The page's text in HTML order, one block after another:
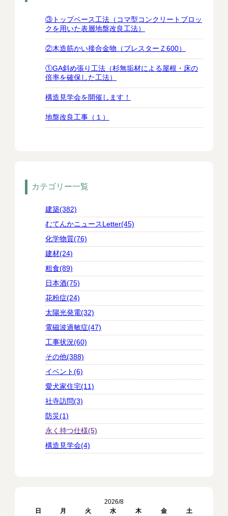
③トップベース工法（コマ型コンクリートブロッ
クを用いた表層地盤改良工法）
②木造筋かい接合金物（ブレスターＺ600）
①GA斜め張り工法（杉無垢材による屋根・床の
倍率を確保した工法）
構造見学会を開催します！
地盤改良工事（１）
カテゴリー一覧
建築(382)
むてんかニュースLetter(45)
化学物質(76)
建材(24)
粗食(89)
日本酒(75)
花粉症(24)
太陽光発電(32)
電磁波過敏症(47)
工事状況(60)
その他(388)
イベント(6)
愛犬家住宅(11)
社寺訪問(3)
防災(1)
永く持つ仕様(5)
構造見学会(4)
2026/8
日
月 火 水 木 金 土